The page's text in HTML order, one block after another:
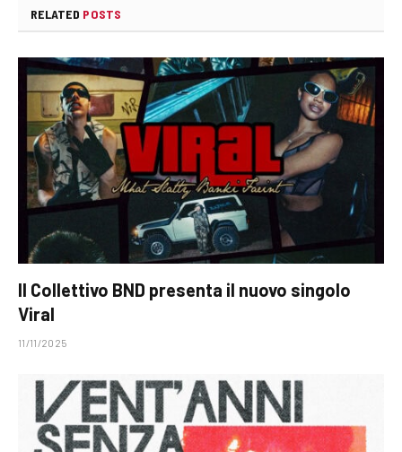
RELATED POSTS
Il Collettivo BND presenta il nuovo singolo
Viral
11/11/2025